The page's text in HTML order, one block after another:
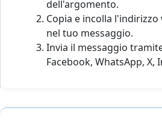
dell'argomento.
Copia e incolla
nel tuo messaggio.
Invia il messaggio
Facebook, WhatsApp, X,